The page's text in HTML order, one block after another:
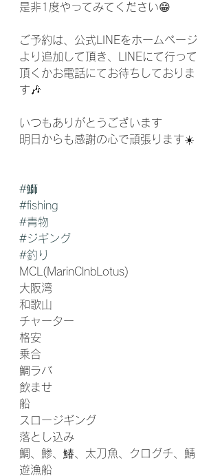
是非1度やってみてください😁
ご予約は、公式LINEをホームページ
より追加して頂き、LINEにて行って
頂くかお電話にてお待ちしておりま
す🎶
いつもありがとうございます
明日からも感謝の心で頑張ります☀️
#鰤
#fishing
#青物
#ジギング
#釣り
MCL(MarinClnbLotus)
大阪湾
和歌山
チャーター
格安
乗合
鯛ラバ
飲ませ
船
スロージギング
落とし込み
鯛、鯵、鰆、太刀魚、クログチ、鯖
遊漁船